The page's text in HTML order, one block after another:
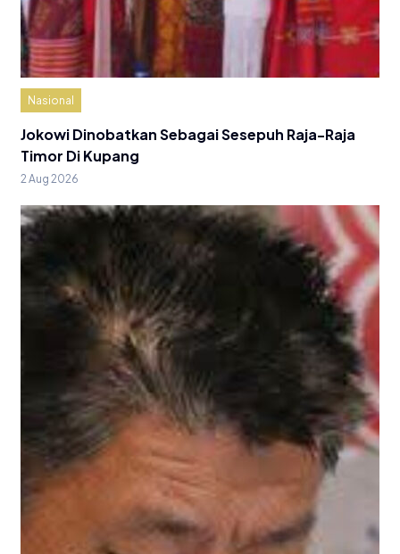
Nasional
Jokowi Dinobatkan Sebagai Sesepuh Raja-Raja
Timor Di Kupang
2 Aug 2026